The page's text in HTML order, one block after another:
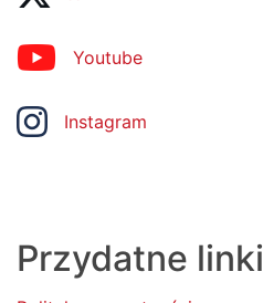
Youtube
Instagram
Przydatne linki